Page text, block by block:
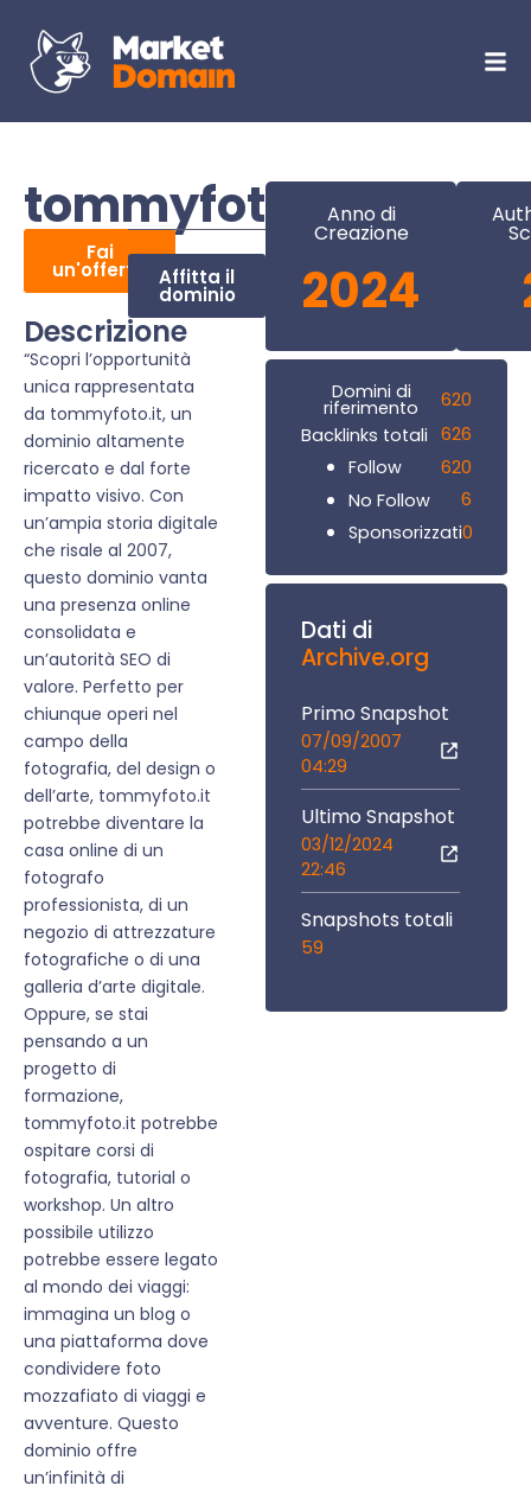
tommyfoto.it
Fai
un'offerta Affitta il
dominio
Descrizione
“Scopri l’opportunità
unica rappresentata
da tommyfoto.it, un
dominio altamente
ricercato e dal forte
impatto visivo. Con
un’ampia storia digitale
che risale al 2007,
questo dominio vanta
una presenza online
consolidata e
un’autorità SEO di
valore. Perfetto per
chiunque operi nel
campo della
fotografia, del design o
dell’arte, tommyfoto.it
potrebbe diventare la
casa online di un
fotografo
professionista, di un
negozio di attrezzature
fotografiche o di una
galleria d’arte digitale.
Oppure, se stai
pensando a un
progetto di
formazione,
tommyfoto.it potrebbe
ospitare corsi di
fotografia, tutorial o
workshop. Un altro
possibile utilizzo
potrebbe essere legato
al mondo dei viaggi:
immagina un blog o
una piattaforma dove
condividere foto
mozzafiato di viaggi e
avventure. Questo
dominio offre
un’infinità di
Anno di
Creazione
2024
Domini di
riferimento
620
Backlinks totali 626
Follow
620
No Follow
6
Sponsorizzati0
Dati di
Archive.org
Primo Snapshot
07/09/2007
04:29
Ultimo Snapshot
03/12/2024
22:46
Snapshots totali
59